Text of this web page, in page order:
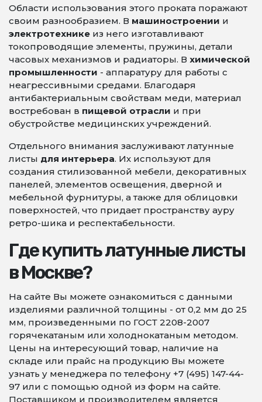
Области использования этого проката поражают
своим разнообразием. В машиностроении и
электротехнике из него изготавливают
токопроводящие элементы, пружины, детали
часовых механизмов и радиаторы. В химической
промышленности - аппаратуру для работы с
неагрессивными средами. Благодаря
антибактериальным свойствам меди, материал
востребован в пищевой отрасли и при
обустройстве медицинских учреждений.
Отдельного внимания заслуживают латунные
листы для интерьера. Их используют для
создания стилизованной мебели, декоративных
панелей, элементов освещения, дверной и
мебельной фурнитуры, а также для облицовки
поверхностей, что придает пространству ауру
ретро-шика и респектабельности.
Где купить латунные листы
в Москве?
На сайте Вы можете ознакомиться с данными
изделиями различной толщины - от 0,2 мм до 25
мм, произведенными по ГОСТ 2208-2007
горячекатаным или холоднокатаным методом.
Цены на интересующий товар, наличие на
складе или прайс на продукцию Вы можете
узнать у менеджера по телефону +7 (495) 147-44-
97 или с помощью одной из форм на сайте.
Поставщиком и производителем является